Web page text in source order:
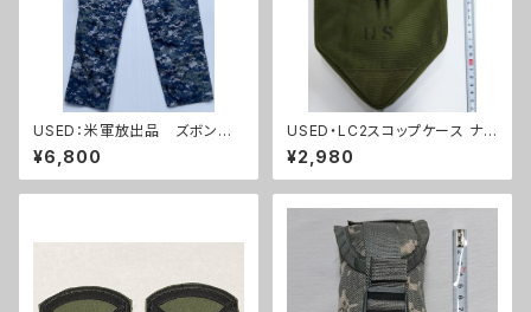
USED：米軍放出品 ズボン
US NAVY NWU BDU S/M/L
サイズ(A0200)
¥6,800
USED・LC2スコップケース ナイ
ロンタイプ(A0041)
¥2,980